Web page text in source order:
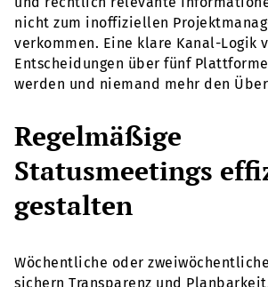
nicht zum inoffiziellen
verkommen. Eine klare Kanal-Logik
Entscheidungen über fünf
werden und niemand mehr den
Regelmäßige
Statusmeetings
gestalten
Wöchentliche oder
sichern Transparenz und